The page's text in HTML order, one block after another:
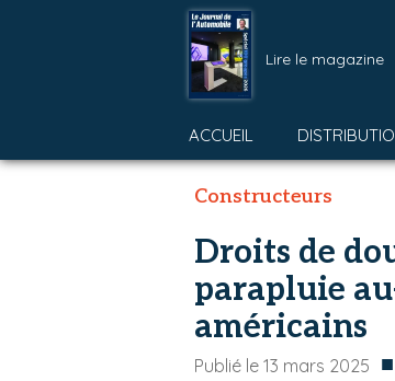
Lire le magazine
ACCUEIL
Constructeurs
Droits de
parapluie
américains
Publié le 13 mars 2025 ■